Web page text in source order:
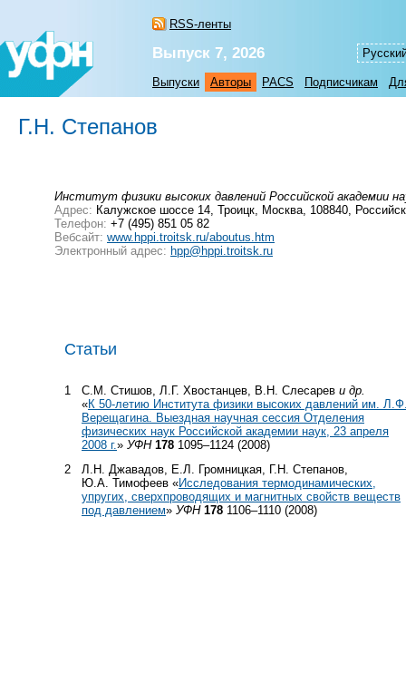
RSS-ленты
Выпуск 7, 2026
Выпуски Авторы PACS Подписчикам
Г.Н. Степанов
Институт физики высоких давлений Российской академии
Адрес: Калужское шоссе 14, Троицк, Москва, 108840,
Телефон: +7 (495) 851 05 82
Вебсайт: www.hppi.troitsk.ru/aboutus.htm
Электронный адрес: hpp@hppi.troitsk.ru
Статьи
1 С.М. Стишов, Л.Г. Хвостанцев, В.Н. Слесарев и др.
«К 50-летию Института физики высоких давлений им.
Верещагина. Выездная научная сессия Отделения
физических наук Российской академии наук, 23 апреля
2008 г.» УФН 178 1095–1124 (2008)
2
Л.Н. Джавадов, Е.Л. Громницкая, Г.Н. Степанов,
Ю.А. Тимофеев «Исследования термодинамических,
упругих, сверхпроводящих и магнитных свойств веществ
под давлением» УФН 178 1106–1110 (2008)